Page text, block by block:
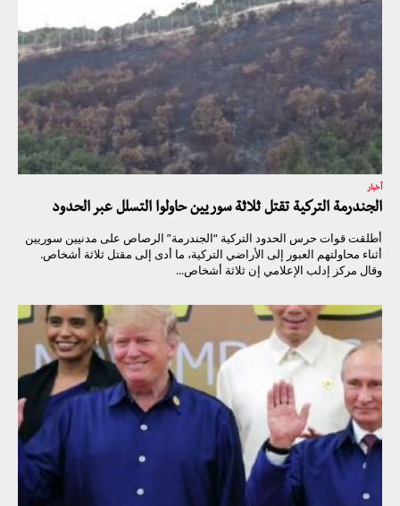
أخبار
الجندرمة التركية تقتل ثلاثة سوريين حاولوا التسلل عبر الحدود
أطلقت قوات حرس الحدود التركية “الجندرمة” الرصاص على مدنيين سوريين
أثناء محاولتهم العبور إلى الأراضي التركية، ما أدى إلى مقتل ثلاثة أشخاص.
وقال مركز إدلب الإعلامي إن ثلاثة أشخاص...